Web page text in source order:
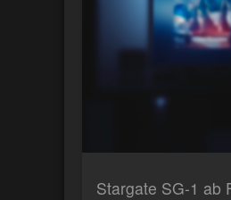
Stargate SG-1 ab